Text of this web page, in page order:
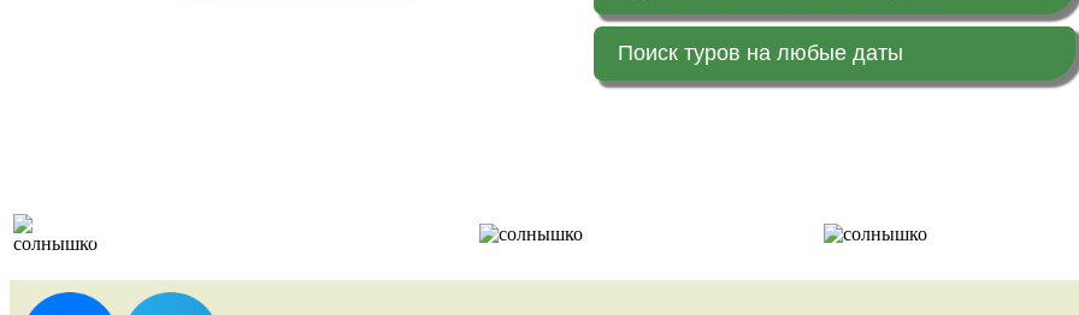
Поиск туров на любые даты